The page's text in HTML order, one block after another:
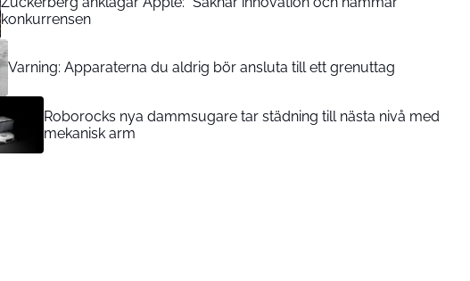
konkurrensen
Varning: Apparaterna du aldrig bör ansluta till ett grenuttag
Roborocks nya dammsugare tar städning till nästa nivå med
mekanisk arm